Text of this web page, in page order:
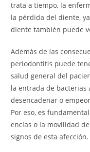
trata a tiempo, la
la pérdida del diente,
diente también puede
Además de las
periodontitis puede
salud general del
la entrada de
desencadenar o
Por eso, es
encías o la movilidad
signos de esta afección.